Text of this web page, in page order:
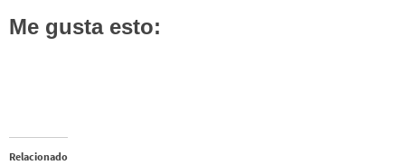
Me gusta esto:
Relacionado